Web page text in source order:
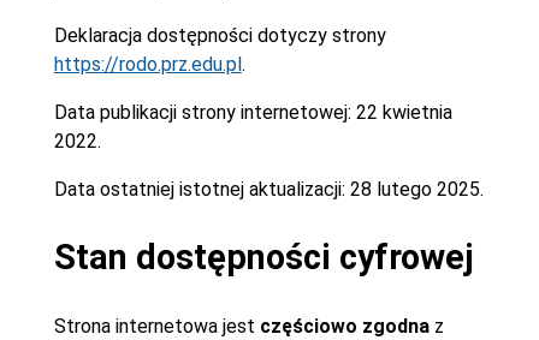
Deklaracja dostępności dotyczy strony
https://rodo.prz.edu.pl.
Data publikacji strony internetowej: 22 kwietnia
2022.
Data ostatniej istotnej aktualizacji: 28 lutego 2025.
Stan dostępności cyfrowej
Strona internetowa jest częściowo zgodna z